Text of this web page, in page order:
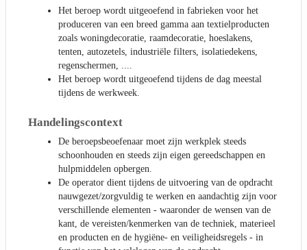
Het beroep wordt uitgeoefend in fabrieken voor het
produceren van een breed gamma aan textielproducten
zoals woningdecoratie, raamdecoratie, hoeslakens,
tenten, autozetels, industriële filters, isolatiedekens,
regenschermen, ....
Het beroep wordt uitgeoefend tijdens de dag meestal
tijdens de werkweek.
Handelingscontext
De beroepsbeoefenaar moet zijn werkplek steeds
schoonhouden en steeds zijn eigen gereedschappen en
hulpmiddelen opbergen.
De operator dient tijdens de uitvoering van de opdracht
nauwgezet/zorgvuldig te werken en aandachtig zijn voor
verschillende elementen - waaronder de wensen van de
kant, de vereisten/kenmerken van de techniek, materieel
en producten en de hygiëne- en veiligheidsregels - in